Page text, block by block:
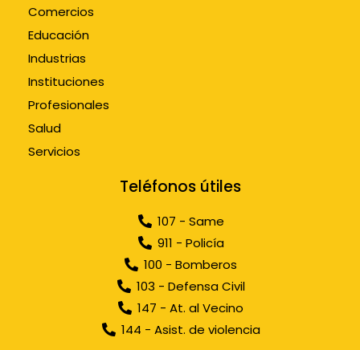
Comercios
Educación
Industrias
Instituciones
Profesionales
Salud
Servicios
Teléfonos útiles
107 - Same
911 - Policía
100 - Bomberos
103 - Defensa Civil
147 - At. al Vecino
144 - Asist. de violencia